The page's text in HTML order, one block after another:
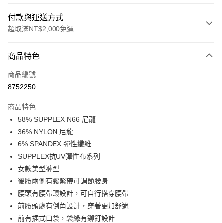
付款與運送方式
超取滿NT$2,000免運
信用卡一次付款
信用卡分期付款
合作金庫商業銀行
華南商業銀行
上海商業儲蓄銀行
國泰世華商業銀行
臺灣中小企業銀行
匯豐（台灣）商業銀行
聯邦商業銀行
元大商業銀行
玉山商業銀行
星展（台灣）商業銀行
台新國際商業銀行
中國信託商業銀行
台灣樂天信用卡公司
LINE Pay
街口支付
AFTEE先享後付
相關說明
商品特色
商品編號
8752250
商品特色
58% SUPPLEX N66 尼龍
36% NYLON 尼龍
6% SPANDEX 彈性纖維
SUPPLEX抗UV彈性布系列
女款美型褲型
後腰兩側有鬆緊帶可調節腰身
腰頭有腰帶環設計，可自行搭穿腰帶
前腰頭處有倒角設計，穿著更加舒適
前有插式口袋，袋緣有鉚釘設計